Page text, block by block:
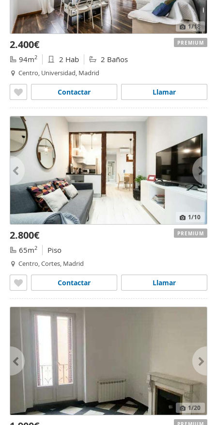
1/18
2.400€
94m2 2 Hab 2 Baños
Centro, Universidad, Madrid
Llamar
Contactar
PREMIUM
1/10
2.800€
65m2 Piso
Centro, Cortes, Madrid
Llamar
Contactar
PREMIUM
1/20